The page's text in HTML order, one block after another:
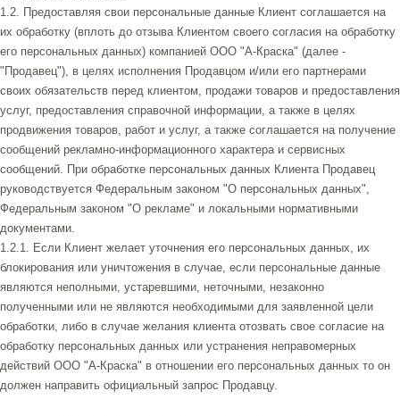
1.2. Предоставляя свои персональные данные Клиент соглашается на
их обработку (вплоть до отзыва Клиентом своего согласия на обработку
его персональных данных) компанией ООО "А-Краска" (далее -
"Продавец"), в целях исполнения Продавцом и/или его партнерами
своих обязательств перед клиентом, продажи товаров и предоставления
услуг, предоставления справочной информации, а также в целях
продвижения товаров, работ и услуг, а также соглашается на получение
сообщений рекламно-информационного характера и сервисных
сообщений. При обработке персональных данных Клиента Продавец
руководствуется Федеральным законом "О персональных данных",
Федеральным законом "О рекламе" и локальными нормативными
документами.
1.2.1. Если Клиент желает уточнения его персональных данных, их
блокирования или уничтожения в случае, если персональные данные
являются неполными, устаревшими, неточными, незаконно
полученными или не являются необходимыми для заявленной цели
обработки, либо в случае желания клиента отозвать свое согласие на
обработку персональных данных или устранения неправомерных
действий ООО "А-Краска" в отношении его персональных данных то он
должен направить официальный запрос Продавцу.